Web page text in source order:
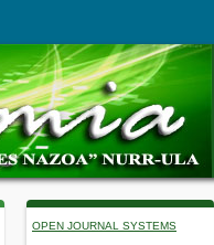
OPEN JOURNAL SYSTEMS